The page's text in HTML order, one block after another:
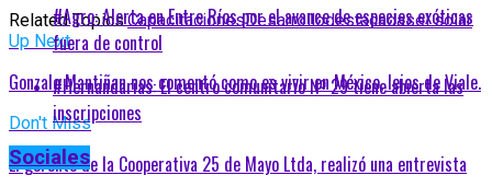
Related Topics:CapacitacionesDesarrollodestacadasel solar
Up Next
Gonzalo Mantiñan nos comentó como es vivir en México, lejos de Viale.
Don't Miss
El gerente de la Cooperativa 25 de Mayo Ltda, realizó una entrevista
#Agro: Alerta en Entre Ríos por el avance de especies exóticas
fuera de control
#Hernandarias: El centro comunitario Nº 29 tiene abierta las
inscripciones
Sociales